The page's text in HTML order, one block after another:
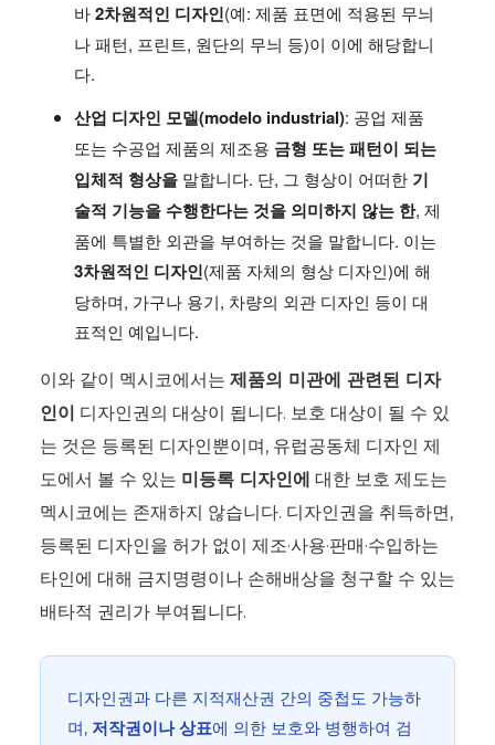
바2차원적인 디자인(예: 제품 표면에 적용된 무늬
나 패턴, 프린트, 원단의 무늬 등)이 이에 해당합니
다.
산업 디자인 모델(modelo industrial): 공업 제품
또는 수공업 제품의 제조용 금형 또는 패턴이 되는
입체적 형상을 말합니다. 단, 그 형상이 어떠한 기
술적 기능을 수행한다는 것을 의미하지 않는 한, 제
품에 특별한 외관을 부여하는 것을 말합니다. 이는
3차원적인 디자인(제품 자체의 형상 디자인)에 해
당하며, 가구나 용기, 차량의 외관 디자인 등이 대
표적인 예입니다.
이와 같이 멕시코에서는 제품의 미관에 관련된 디자
인이 디자인권의 대상이 됩니다. 보호 대상이 될 수 있
는 것은 등록된 디자인뿐이며, 유럽공동체 디자인 제
도에서 볼 수 있는 미등록 디자인에 대한 보호 제도는
멕시코에는 존재하지 않습니다. 디자인권을 취득하면,
등록된 디자인을 허가 없이 제조·사용·판매·수입하는
타인에 대해 금지명령이나 손해배상을 청구할 수 있는
배타적 권리가 부여됩니다.
디자인권과 다른 지적재산권 간의 중첩도 가능하
며, 저작권이나 상표에 의한 보호와 병행하여 검